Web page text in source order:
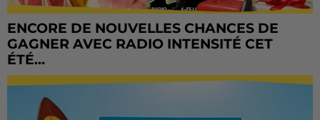
ENCORE DE NOUVELLES CHANCES DE
GAGNER AVEC RADIO INTENSITÉ CET
ÉTÉ...